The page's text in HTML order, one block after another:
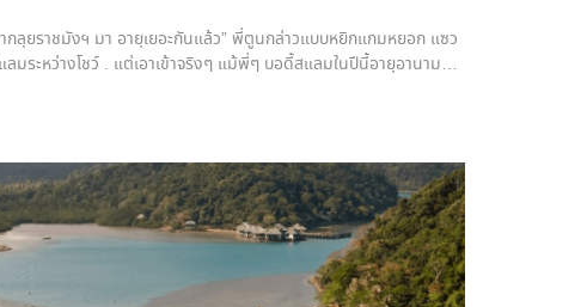
กลุยราชมังฯ มา อายุเยอะกันแล้ว” พี่ตูนกล่าวแบบหยิกแกมหยอก แซว
ระหว่างโชว์ . แต่เอาเข้าจริงๆ แม้พี่ๆ บอดี้สแลมในปีนี้อายุอานามก็
‘หนุ่มขึ้น’ สดใสขึ้นราว 10 ปี . นับตั้งแต่ปล่อยอัลบั้มใหม่อย่าง
ลงปรัชญาชีวิตอะไรขนาดนั้นก็ได้ แต่มันคือความสุขของศิลปินวัย
ลูกอ่อนแล้วต่างหาก . เพราะคอนเสิร์ตนี้ออกแบบมาค่อนข้างจะ
นของสมาชิกวงแต่ละคนที่กระจายหันกันไปคนละมุม ทั้งฉากเวทีที่ยก
ปิ๊ด-พี่ตูน วิ่งมาเซอร์วิสแฟนๆ ตลอดโชว์ พร้อมด้วยจอไฟที่เปลี่ยน
งมีเวทีหมุน 360 องศา โคจรสมาชิกวงให้คนดูได้เห็นกันอย่างทั่วถึง
แตกต่าง หรือแม้แต่นักมายากลที่เข้ามาร่วมโชว์ในเพลง จนราวกับเป็น